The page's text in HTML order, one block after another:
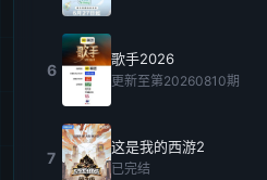
6
歌手2026
更新至第20260810期
7
这是我的西游2
已完结